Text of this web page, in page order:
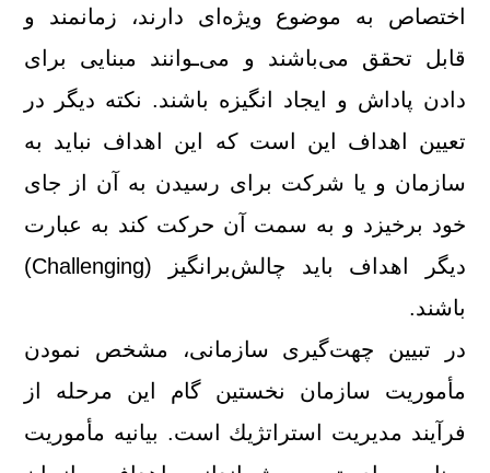
اختصاص به موضوع ویژه‌ای دارند، زمانمند و
قابل تحقق می‌باشند و می‌ـوانند مبنایی برای
دادن پاداش و ایجاد انگیزه باشند. نكته دیگر در
تعیین اهداف این است كه این اهداف نباید به
سازمان و یا شركت برای رسیدن به آن از جای
خود برخیزد و به سمت آن حركت كند به عبارت
دیگر اهداف باید چالش‌برانگیز (Challenging)
باشند.
در تبیین چهت‌گیری سازمانی، مشخص نمودن
مأموریت سازمان نخستین گام این مرحله از
فرآیند مدیریت استراتژیك است. بیانیه مأموریت